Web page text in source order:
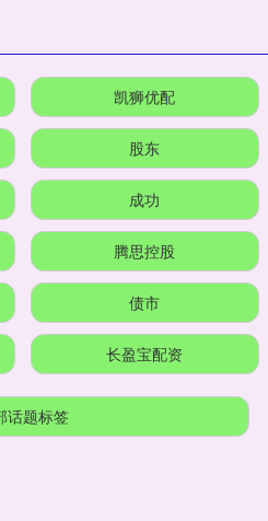
凯狮优配
股东
成功
腾思控股
债市
长盈宝配资
话题标签